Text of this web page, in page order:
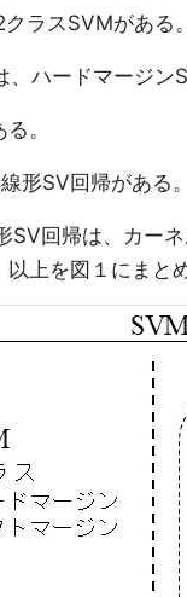
スSVMがある。
ードマージン
。
SV回帰がある。
SV回帰は、カー
上を図１にまと